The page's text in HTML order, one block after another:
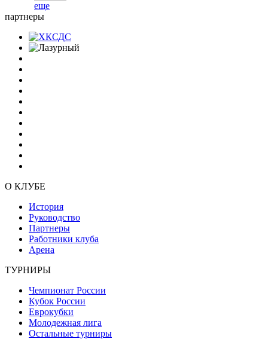
еще
партнеры
О КЛУБЕ
История
Руководство
Партнеры
Работники клуба
Арена
ТУРНИРЫ
Чемпионат России
Кубок России
Еврокубки
Молодежная лига
Остальные турниры